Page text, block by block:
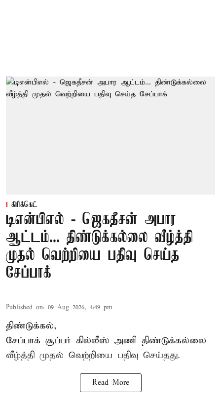
கிரிக்கெட்
டிஎன்பிஎல் - ஜெகதீசன் அபார
ஆட்டம்... திண்டுக்கல்லை வீழ்த்தி
முதல் வெற்றியை பதிவு செய்த
சேப்பாக்
Published on: 09 Aug 2026, 4:49 pm
திண்டுக்கல்,
சேப்பாக் சூப்பர் கில்லீஸ் அணி திண்டுக்கல்லை
வீழ்த்தி முதல் வெற்றியை பதிவு செய்தது.
Read More